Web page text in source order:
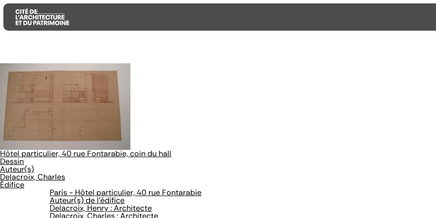
Aller
au
contenu
principal
Aller
au
menu
principal
Aller
recherche
Hôtel particulier, 40 rue Fontarabie, coin du hall
Dessin
Auteur(s)
Delacroix, Charles
Édifice
Paris - Hôtel particulier, 40 rue Fontarabie
Auteur(s) de l'édifice
Delacroix, Henry : Architecte
Delacroix, Charles : Architecte